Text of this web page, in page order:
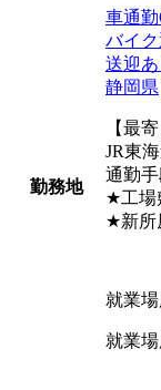
勤務地
車通
バイ
送迎あ
静岡県
【最
JR東
通勤
★工場
★新所
就業
就業